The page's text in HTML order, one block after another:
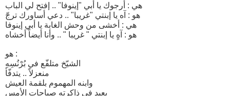
هي : أرجوك يا أبي "إينوفا" .. إفتح لي الباب
هو : آه يا إبنتي "غريبا" .. دعي أساورك ترجّ
هي : أخشى من وحش الغابة يا أبي إينوفا
هو : آهٍ يا إبنتي " غريبا " .. وأنا أيضاً أخشاه
هو :
الشيّخ متلفّع في بُرْنُسِهِ
منعزلاً .. يتدفّأ
وابنه المهموم بلقمة العيش
يعيد في ذاكرته صباحات الأمس